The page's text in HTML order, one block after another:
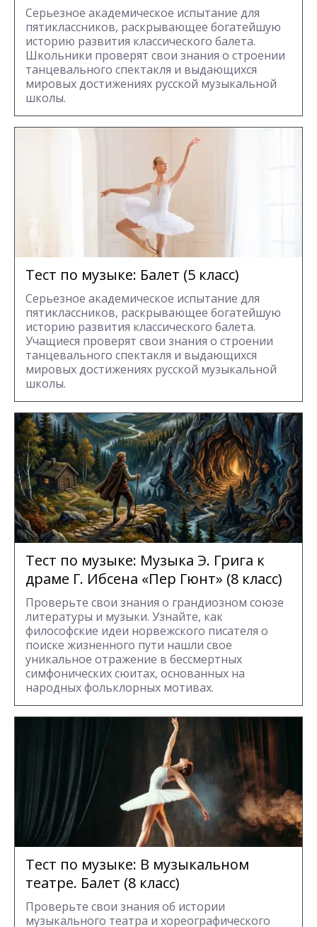
Серьезное академическое испытание для
пятиклассников, раскрывающее богатейшую
историю развития классического балета.
Школьники проверят свои знания о строении
танцевального спектакля и выдающихся
мировых достижениях русской музыкальной
школы.
Тест по музыке: Балет (5 класс)
Серьезное академическое испытание для
пятиклассников, раскрывающее богатейшую
историю развития классического балета.
Учащиеся проверят свои знания о строении
танцевального спектакля и выдающихся
мировых достижениях русской музыкальной
школы.
Тест по музыке: Музыка Э. Грига к
драме Г. Ибсена «Пер Гюнт» (8 класс)
Проверьте свои знания о грандиозном союзе
литературы и музыки. Узнайте, как
философские идеи норвежского писателя о
поиске жизненного пути нашли свое
уникальное отражение в бессмертных
симфонических сюитах, основанных на
народных фольклорных мотивах.
Тест по музыке: В музыкальном
театре. Балет (8 класс)
Проверьте свои знания об истории
музыкального театра и хореографического